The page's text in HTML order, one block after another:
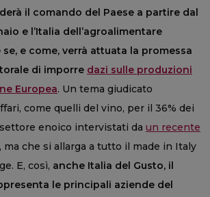
il comando del Paese a partire dal
e l’Italia dell’agroalimentare
e come, verrà attuata la promessa
di imporre dazi sulle produzioni
Europea. Un tema giudicato
come quelli del vino, per il 36% dei
enoico intervistati da un recente
, ma che si allarga a tutto il made in Italy
E, così, anche Italia del Gusto, il
le principali aziende del